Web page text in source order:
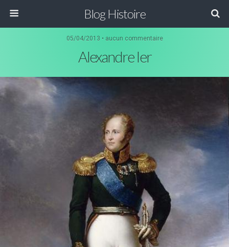
Blog Histoire
05/04/2013 • aucun commentaire
Alexandre Ier